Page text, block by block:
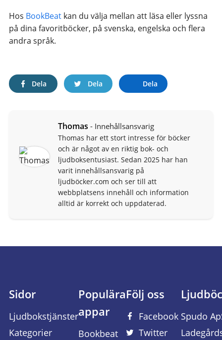
Hos BookBeatkan du välja mellan att läsa eller lyssna
på dina favoritböcker, på svenska, engelska och flera
andra språk.
Dela Dela Dela
Thomas - Innehållsansvarig
Thomas har ett stort intresse för böcker
och är något av en riktig bok- och
ljudboksentusiast. Sedan 2025 har han
varit innehållsansvarig på
ljudböcker.com och ser till att
webbplatsens innehåll och information
alltid är korrekt och uppdaterad.
Sidor
Ljudbokstjänster
Kategorier
Populära
appar
Bookbeat
Följ oss
Facebook
Twitter
Spudo